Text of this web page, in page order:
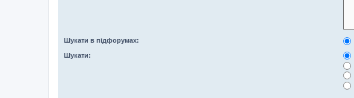
Шукати в підфорумах:
Шукати: